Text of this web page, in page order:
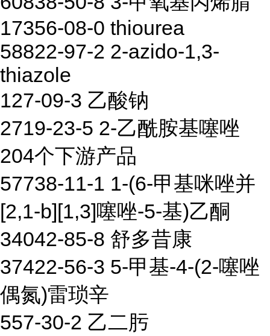
17356-08-0 thiourea
58822-97-2 2-azido-1,3-
thiazole
127-09-3 乙酸钠
2719-23-5 2-乙酰胺基噻唑
204个下游产品
57738-11-1 1-(6-甲基咪唑并
[2,1-b][1,3]噻唑-5-基)乙酮
34042-85-8 舒多昔康
37422-56-3 5-甲基-4-(2-噻唑
偶氮)雷琐辛
557-30-2 乙二肟